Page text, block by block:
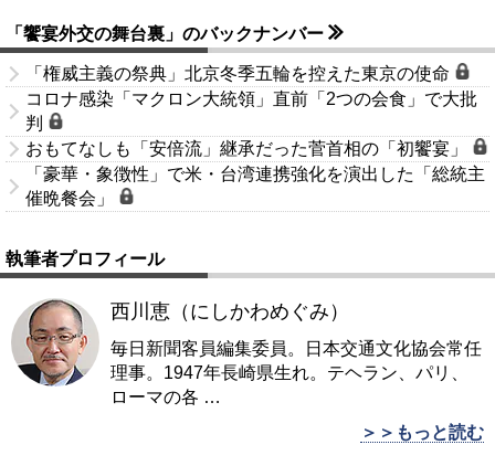
「饗宴外交の舞台裏」のバックナンバー
「権威主義の祭典」北京冬季五輪を控えた東京の使命
コロナ感染「マクロン大統領」直前「2つの会食」で大批
判
おもてなしも「安倍流」継承だった菅首相の「初饗宴」
「豪華・象徴性」で米・台湾連携強化を演出した「総統主
催晩餐会」
執筆者プロフィール
西川恵（にしかわめぐみ）
毎日新聞客員編集委員。日本交通文化協会常任
理事。1947年長崎県生れ。テヘラン、パリ、
ローマの各 …
＞＞もっと読む